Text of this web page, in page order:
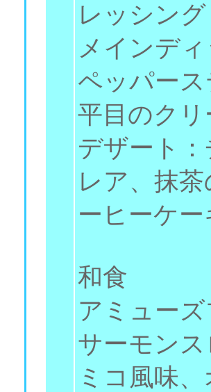
レッシング
メインディ
ペッパー
平目のク
デザート
レア、抹
ーヒーケ
和食
アミュー
サーモン
ミコ風味